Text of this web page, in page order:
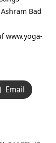
Bad
www.yoga-
Email